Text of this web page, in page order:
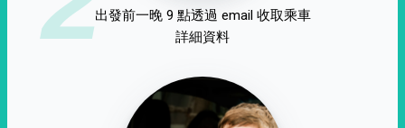
出發前一晚 9 點透過 email 收取乘車
詳細資料